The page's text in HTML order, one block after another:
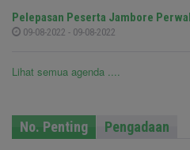
Pelepasan Peserta Jambore
09-08-2022 - 09-08-2022
Lihat semua agenda ....
No. Penting Pengadaan